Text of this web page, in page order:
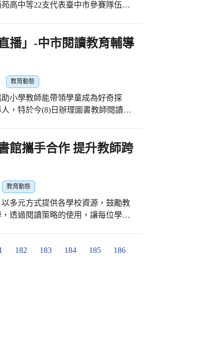
民優質的長照服務，落實在地老
校，也是一所善盡社會責任的好大
續培養優秀的下一代，打造優質幸
地人才，產界在地用才，學子願意
最幸福城市。
高中等22支代表臺中市參賽隊伍舉
運動推動學校外，其餘學校以社團
生利用假日或課餘時間集訓與參
全力以赴，打出最好成績。 臺中市
附農勇奪全國季軍外，更有龍津高
進入64強，副市長鼓勵各校選手再接
情形中可以看出，臺中市棒球運動
遍地開花結果，更有利優秀運動選
力發揮出來，在比賽中盡情地展現
播」-中市閱讀教育輔導
教育動態
小學教師能帶領學童成為好奇探
，特於今(8)日辦理圖書教師閱讀推
逸菁老師，與各校圖書教師分享閱
閱讀是翻轉生命之鑰 」為發想，配
・柯維(Stephen Covey，
劃，並運用影像、紙媒及在地文物
課程於學校實施成效卓著，不僅豐
航人，拓展閱讀的影響力。 韶卿老
何運用探究策略帶領學生進行文史
的讀寫策略外，並示範如何將七個
老師不僅能從她的講解中學到設計
起點，回溯自己踏入閱讀領域的經
館攜手合作 提升教師跨
教育動態
多元方式提供各學校資源，鼓勵教
透過閱讀策略的使用，讓每位學子
書教師研習。閱讀教育輔導團國中
是閱讀磐石獎的推手-北新國中陳茂
182 183 184 185 186